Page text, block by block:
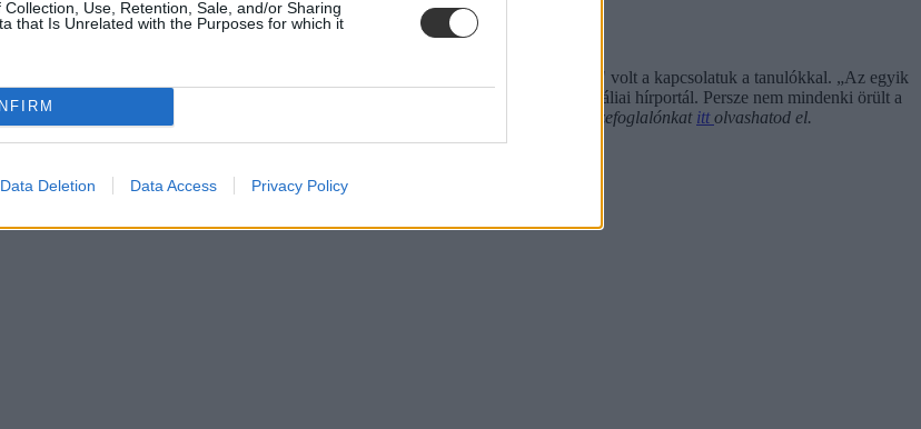
Use, Retention, Sale, and/or Sharing
that Is Unrelated with the Purposes for which it
Data Deletion Data Access Privacy Policy
évben ugyanis harminc tanár profilját kellett törölni, mert "helytelen és szakmaiatlan" volt a kapcsolatuk a tanulókkal. „Az egyik
– idézi a queenslandi tanárokat összefogó szervezet nyilatkozatát egy ausztráliai hírportál. Persze nem mindenki örült a
a törvény durván megsért.
Iskolai Facebook-botrányok ellen tiltás a megoldás? Összefoglalónkat ittolvashatod el.